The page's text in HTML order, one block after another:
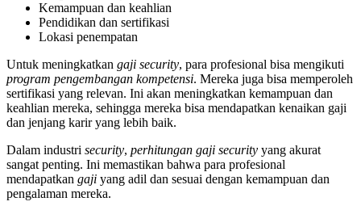
Kemampuan dan keahlian
Pendidikan dan sertifikasi
Lokasi penempatan
Untuk meningkatkan gaji security, para profesional bisa mengikuti
program pengembangan kompetensi. Mereka juga bisa memperoleh
sertifikasi yang relevan. Ini akan meningkatkan kemampuan dan
keahlian mereka, sehingga mereka bisa mendapatkan kenaikan gaji
dan jenjang karir yang lebih baik.
Dalam industri security, perhitungan gaji security yang akurat
sangat penting. Ini memastikan bahwa para profesional
mendapatkan gaji yang adil dan sesuai dengan kemampuan dan
pengalaman mereka.